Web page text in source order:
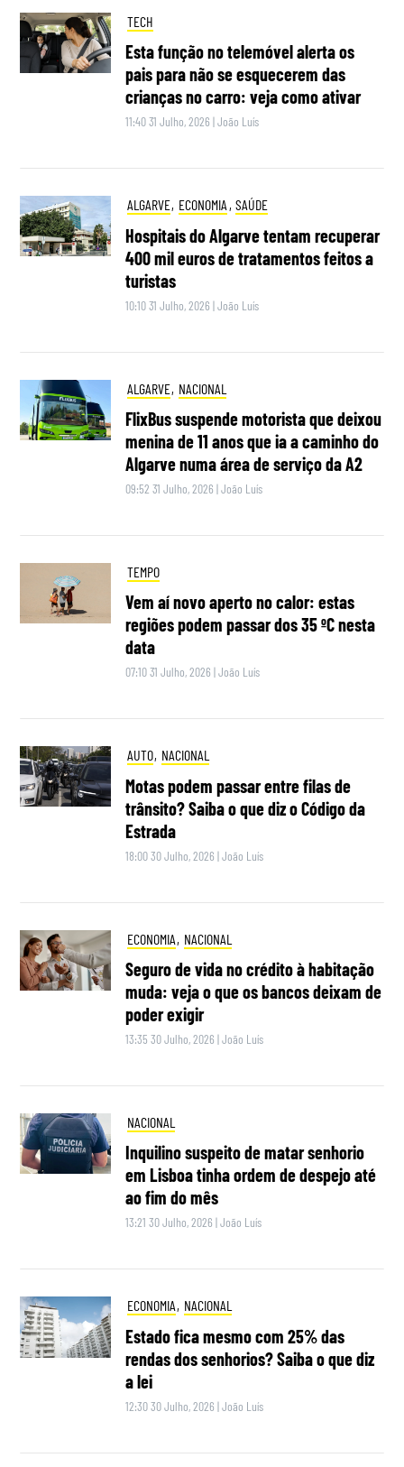
TECH
Esta função no telemóvel alerta os
pais para não se esquecerem das
crianças no carro: veja como ativar
11:40 31 Julho, 2026 |João Luís
ALGARVE, ECONOMIA , SAÚDE
Hospitais do Algarve tentam recuperar
400 mil euros de tratamentos feitos a
turistas
10:10 31 Julho, 2026 |João Luís
ALGARVE, NACIONAL
FlixBus suspende motorista que deixou
menina de 11 anos que ia a caminho do
Algarve numa área de serviço da A2
09:52 31 Julho, 2026 |João Luís
TEMPO
Vem aí novo aperto no calor: estas
regiões podem passar dos 35 ºC nesta
data
07:10 31 Julho, 2026 |João Luís
AUTO, NACIONAL
Motas podem passar entre filas de
trânsito? Saiba o que diz o Código da
Estrada
18:00 30 Julho, 2026 |João Luís
ECONOMIA, NACIONAL
Seguro de vida no crédito à habitação
muda: veja o que os bancos deixam de
poder exigir
13:35 30 Julho, 2026 |João Luís
NACIONAL
Inquilino suspeito de matar senhorio
em Lisboa tinha ordem de despejo até
ao fim do mês
13:21 30 Julho, 2026 |João Luís
ECONOMIA, NACIONAL
Estado fica mesmo com 25% das
rendas dos senhorios? Saiba o que diz
a lei
12:30 30 Julho, 2026 |João Luís